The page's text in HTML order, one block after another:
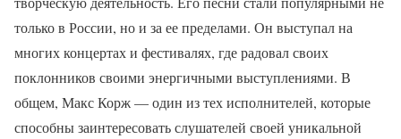
только в России, но и за ее пределами. Он выступал на
многих концертах и фестивалях, где радовал своих
поклонников своими энергичными выступлениями. В
общем, Макс Корж — один из тех исполнителей, которые
способны заинтересовать слушателей своей уникальной